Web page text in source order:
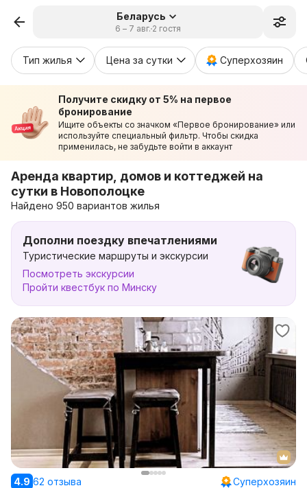
Беларусь
6 – 7 авг. 2 гостя
Тип жилья Цена за сутки Суперхозяин
Получите скидку от 5% на первое
бронирование
Ищите объекты со значком «Первое бронирование» или
используйте специальный фильтр. Чтобы скидка
применилась, не забудьте войти в аккаунт
Аренда квартир, домов и коттеджей на
сутки в Новополоцке
Найдено 950 вариантов жилья
Дополни поездку впечатлениями
Туристические маршруты и экскурсии
Посмотреть экскурсии
Пройти квестбук по Минску
4.9 62 отзыва
Суперхозяин